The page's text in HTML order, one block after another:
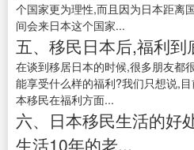
个国家更为理性,而且因为日本距离
间会来日本这个国家...
五、移民日本后,福利到
在谈到移居日本的时候,很多朋友都
能享受什么样的福利?我们只想说,
本移民在福利方面...
六、日本移民生活的好
生活10年的老...